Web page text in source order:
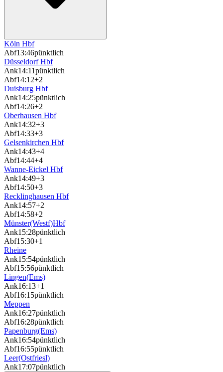
Köln Hbf
Abf13:46pünktlich
Düsseldorf Hbf
Ank14:11pünktlich
Abf14:12+2
Duisburg Hbf
Ank14:25pünktlich
Abf14:26+2
Oberhausen Hbf
Ank14:32+3
Abf14:33+3
Gelsenkirchen Hbf
Ank14:43+4
Abf14:44+4
Wanne-Eickel Hbf
Ank14:49+3
Abf14:50+3
Recklinghausen Hbf
Ank14:57+2
Abf14:58+2
Münster(Westf)Hbf
Ank15:28pünktlich
Abf15:30+1
Rheine
Ank15:54pünktlich
Abf15:56pünktlich
Lingen(Ems)
Ank16:13+1
Abf16:15pünktlich
Meppen
Ank16:27pünktlich
Abf16:28pünktlich
Papenburg(Ems)
Ank16:54pünktlich
Abf16:55pünktlich
Leer(Ostfriesl)
Ank17:07pünktlich